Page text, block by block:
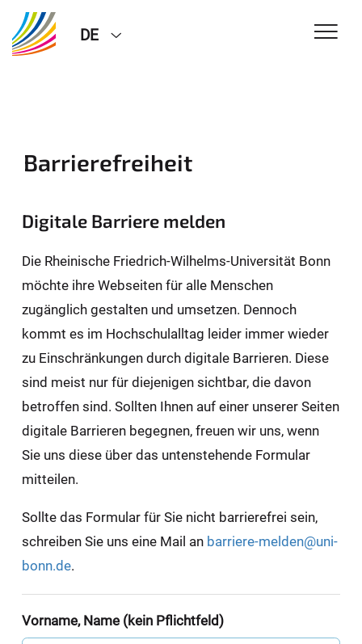
DE
Barrierefreiheit
Digitale Barriere melden
Die Rheinische Friedrich-Wilhelms-Universität Bonn
möchte ihre Webseiten für alle Menschen
zugänglich gestalten und umsetzen. Dennoch
kommt es im Hochschulalltag leider immer wieder
zu Einschränkungen durch digitale Barrieren. Diese
sind meist nur für diejenigen sichtbar, die davon
betroffen sind. Sollten Ihnen auf einer unserer Seiten
digitale Barrieren begegnen, freuen wir uns, wenn
Sie uns diese über das untenstehende Formular
mitteilen.
Sollte das Formular für Sie nicht barrierefrei sein,
schreiben Sie uns eine Mail an barriere-melden@uni-
bonn.de.
Vorname, Name (kein Pflichtfeld)